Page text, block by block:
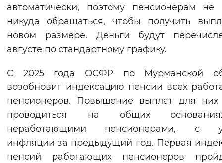
автоматически, поэтому пенсионерам не
никуда обращаться, чтобы получить
новом размере. Деньги будут
августе по стандартному графику.
С 2025 года ОСФР по Мурманской
возобновит индексацию пенсии всех
пенсионеров. Повышение выплат для них
проводиться на общих
неработающими пенсионерами, с
инфляции за предыдущий год. Первая
пенсий работающих пенсионеров